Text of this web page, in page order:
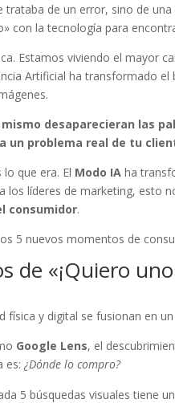
trataba de un error, sino de
con la tecnología para
Estamos viviendo el mayor
Artificial ha transformado
desaparecieran las
un problema real de tu
que era. El Modo IA ha
los líderes de marketing, esto
consumidor.
5 nuevos momentos de
de «¡Quiero
física y digital se fusionan en
Google Lens, el
es:¿Dónde lo compro?
5 búsquedas visuales tiene